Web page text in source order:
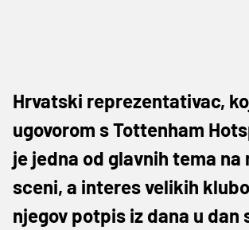
Hrvatski reprezentativac,
ugovorom s Tottenham
je jedna od glavnih tema na
sceni, a interes velikih
njegov potpis iz dana u dan